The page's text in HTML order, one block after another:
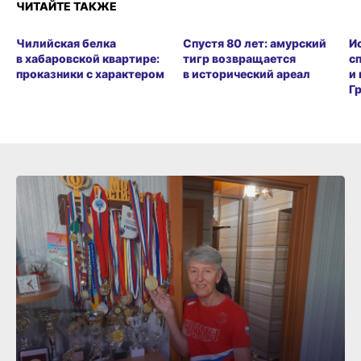
ЧИТАЙТЕ ТАКЖЕ
Чилийская белка
в хабаровской квартире:
проказники с характером
Спустя 80 лет: амурский
тигр возвращается
в исторический ареал
и